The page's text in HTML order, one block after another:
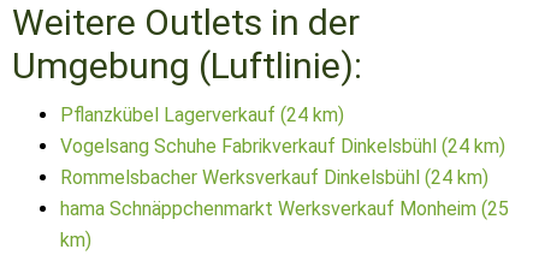
Weitere Outlets in der
Umgebung (Luftlinie):
Pflanzkübel Lagerverkauf (24 km)
Vogelsang Schuhe Fabrikverkauf Dinkelsbühl (24 km)
Rommelsbacher Werksverkauf Dinkelsbühl (24 km)
hama Schnäppchenmarkt Werksverkauf Monheim (25
km)